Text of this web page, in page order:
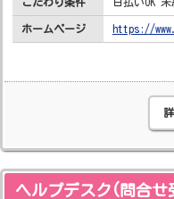
ホームページ https://
ヘルプデスク(問合せ